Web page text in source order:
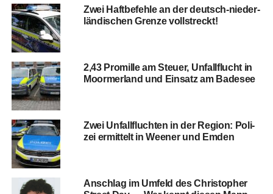
Zwei Haft­be­feh­le an der deutsch-nie­der­
län­di­schen Gren­ze vollstreckt!
2,43 Pro­mil­le am Steu­er, Unfall­flucht in
Moorm­er­land und Ein­satz am Badesee
Zwei Unfall­fluch­ten in der Regi­on: Poli­
zei ermit­telt in Wee­ner und Emden
Anschlag im Umfeld des Chris­to­pher